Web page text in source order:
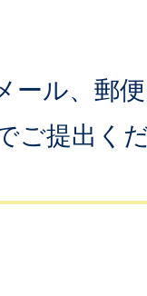
ール、郵
ご提出く